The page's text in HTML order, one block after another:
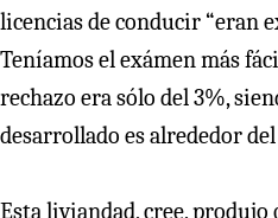
licencias de conducir “eran
Teníamos el exámen más
rechazo era sólo del 3%,
desarrollado es alrededor del
Esta liviandad, cree, produjo